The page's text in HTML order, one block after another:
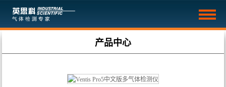
产品中心